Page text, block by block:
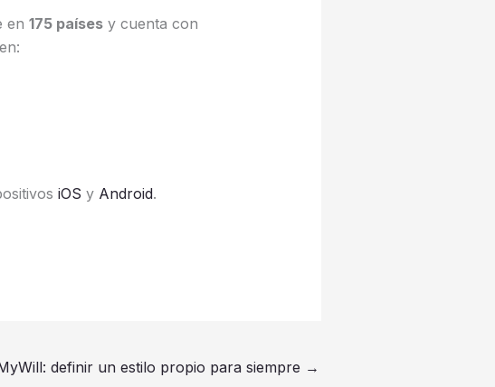
en 175 paísesy cuenta con
iOS y Android.
definir un estilo propio para siempre →